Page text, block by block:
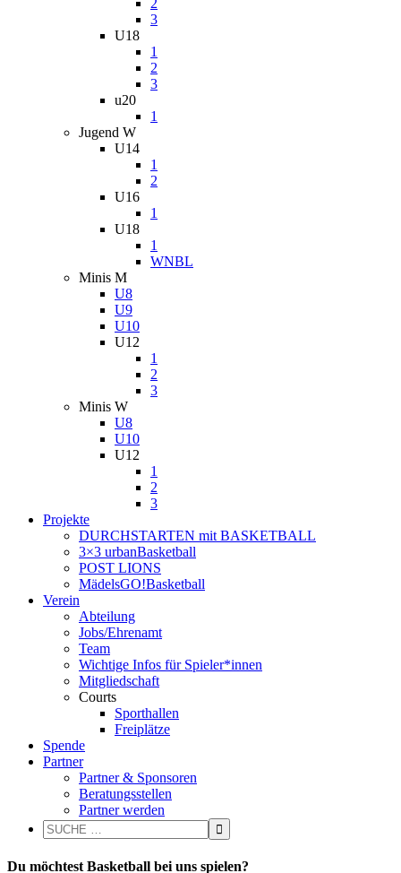
2
3
U18
1
2
3
u20
1
Jugend W
U14
1
2
U16
1
U18
1
WNBL
Minis M
U8
U9
U10
U12
1
2
3
Minis W
U8
U10
U12
1
2
3
Projekte
DURCHSTARTEN mit BASKETBALL
3×3 urbanBasketball
POST LIONS
MädelsGO!Basketball
Verein
Abteilung
Jobs/Ehrenamt
Team
Wichtige Infos für Spieler*innen
Mitgliedschaft
Courts
Sporthallen
Freiplätze
Spende
Partner
Partner & Sponsoren
Beratungsstellen
Partner werden
Du möchtest Basketball bei uns spielen?